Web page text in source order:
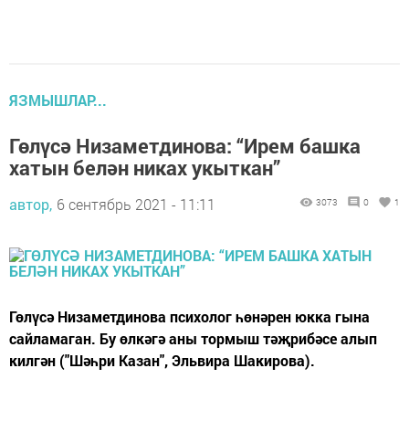
ЯЗМЫШЛАР...
Гөлүсә Низаметдинова: “Ирем башка
хатын белән никах укыткан”
автор, 6 сентябрь 2021 - 11:11 3073 0 1
Гөлүсә Низаметдинова психолог һөнәрен юкка гына
сайламаган. Бу өлкәгә аны тормыш тәҗрибәсе алып
килгән ("Шәһри Казан", Эльвира Шакирова).